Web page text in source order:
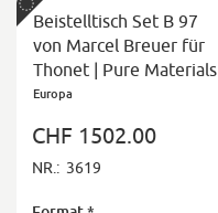
Beistelltisch Set B 97
von Marcel Breuer für
Thonet | Pure Materials
Europa
CHF 1502.00
NR.: 3619